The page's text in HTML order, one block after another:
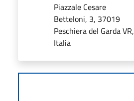
Piazzale Cesare
Betteloni, 3, 37019
Peschiera del Garda VR,
Italia